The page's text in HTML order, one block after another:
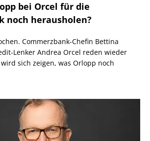
bei Orcel für die
noch herausholen?
Commerzbank-Chefin Bettina
Lenker Andrea Orcel reden wieder
sich zeigen, was Orlopp noch